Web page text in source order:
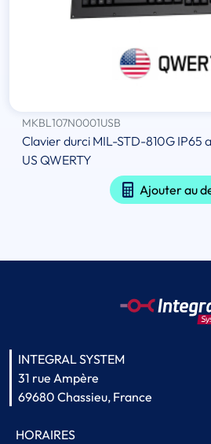
MKBL107N0001USB
Clavier durci MIL-STD-810G IP65
US QWERTY
Ajouter au
INTEGRAL SYSTEM
31 rue Ampère
69680 Chassieu, France
HORAIRES